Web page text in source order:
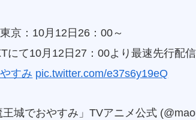
京：10月12日26：00～
にて10月12日27：00より最速先行配信
すみ pic.twitter.com/e37s6y19eQ
城でおやすみ」TVアニメ公式